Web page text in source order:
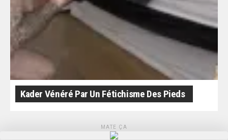
Kader Vénéré Par Un Fétichisme Des Pieds
MATE ÇA